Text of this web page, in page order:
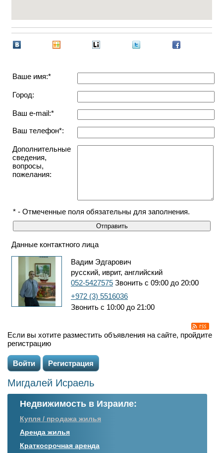
Ваше имя:*
Город:
Ваш e-mail:*
Ваш телефон*:
Дополнительные
сведения,
вопросы,
пожелания:
* - Отмеченные поля обязательны для заполнения.
Данные контактного лица
Вадим Эдгарович
русский, иврит, английский
052-5427575 Звонить с 09:00 до 20:00
+972 (3) 5516036
Звонить с 10:00 до 21:00
Если вы хотите разместить объявления на сайте, пройдите
регистрацию
Войти Регистрация
Мигдалей Исраель
Недвижимость в Израиле:
Купля / продажа жилья
Аренда жилья
Краткосрочная аренда